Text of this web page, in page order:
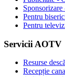
Pentru
Pentru
Servicii AOTV
Resurse
Recepție